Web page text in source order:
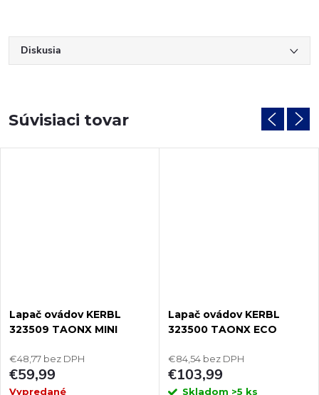
Diskusia
Súvisiaci tovar
Lapač ovádov KERBL
323509 TAONX MINI
€48,77 bez DPH
€59,99
Vypredané
Lapač ovádov KERBL
323500 TAONX ECO
€84,54 bez DPH
€103,99
Skladom >5 ks